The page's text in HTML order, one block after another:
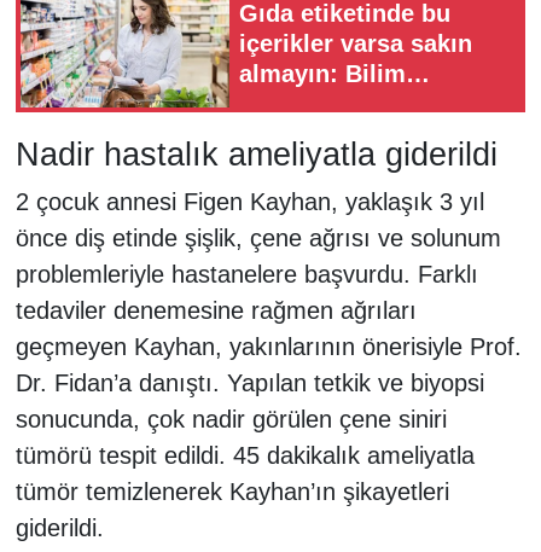
Gıda etiketinde bu
içerikler varsa sakın
almayın: Bilim
Nadir hastalık ameliyatla giderildi
2 çocuk annesi Figen Kayhan, yaklaşık 3 yıl
önce diş etinde şişlik, çene ağrısı ve solunum
problemleriyle hastanelere başvurdu. Farklı
tedaviler denemesine rağmen ağrıları
geçmeyen Kayhan, yakınlarının önerisiyle Prof.
Dr. Fidan’a danıştı. Yapılan tetkik ve biyopsi
sonucunda, çok nadir görülen çene siniri
tümörü tespit edildi. 45 dakikalık ameliyatla
tümör temizlenerek Kayhan’ın şikayetleri
giderildi.